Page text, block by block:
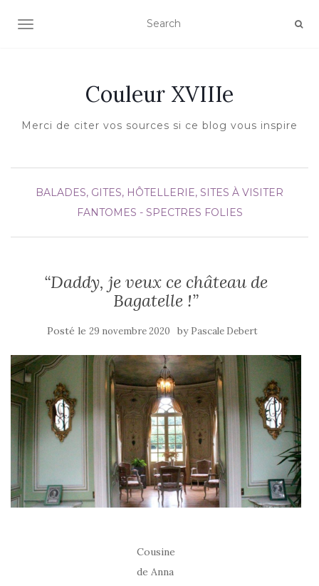
AFFICHER/MASQUER LA NAVIGATION
Couleur XVIIIe
Merci de citer vos sources si ce blog vous inspire
BALADES, GITES, HÔTELLERIE, SITES À VISITER
FANTOMES - SPECTRES FOLIES
“Daddy, je veux ce château de
Bagatelle !”
Posté le 29 novembre 2020 by Pascale Debert
Cousine
de Anna